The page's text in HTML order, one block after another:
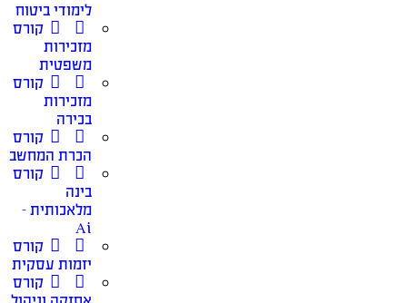
לימודי ביטוח
קורס
מזכירות
משפטית
קורס
מזכירות
בכירה
קורס
הכרת המחשב
קורס
בינה
מלאכותית –
Ai
קורס
יזמות עסקית
קורס